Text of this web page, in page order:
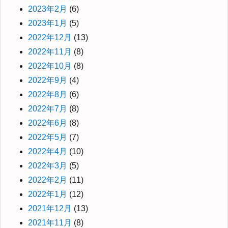
2023年2月 (6)
2023年1月 (5)
2022年12月 (13)
2022年11月 (8)
2022年10月 (8)
2022年9月 (4)
2022年8月 (6)
2022年7月 (8)
2022年6月 (8)
2022年5月 (7)
2022年4月 (10)
2022年3月 (5)
2022年2月 (11)
2022年1月 (12)
2021年12月 (13)
2021年11月 (8)